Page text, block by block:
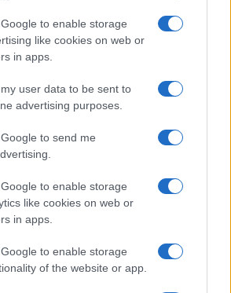
to enable storage
like cookies on web or
in apps.
user data to be sent to
advertising purposes.
to send me
to enable storage
like cookies on web or
in apps.
to enable storage
of the website or app.